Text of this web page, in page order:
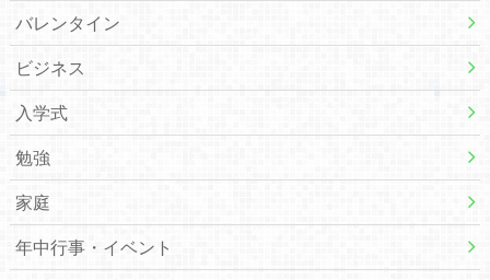
バレンタイン
ビジネス
入学式
勉強
家庭
年中行事・イベント